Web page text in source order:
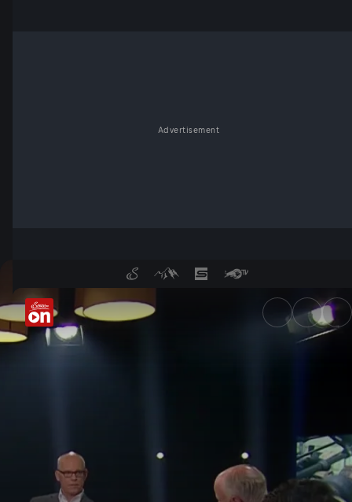
Advertisement
Erschütterte Republik: Wie